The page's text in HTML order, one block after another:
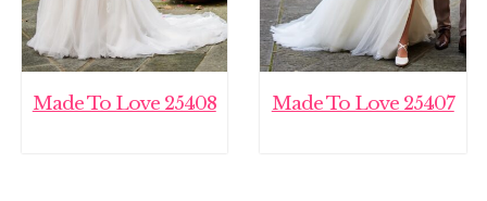
Made To Love 25408 Made To Love 25407